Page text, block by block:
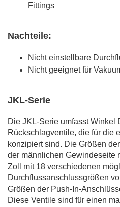
Fittings
Nachteile:
Nicht einstellbare
Nicht geeignet für
JKL-Serie
Die JKL-Serie umfasst Winkel
Rückschlagventile, die für die
konzipiert sind. Die Größen
der männlichen Gewindeseite
Zoll mit 18 verschiedenen
Durchflussanschlussgrößen
Größen der Push-In-
Diese Ventile sind für einen